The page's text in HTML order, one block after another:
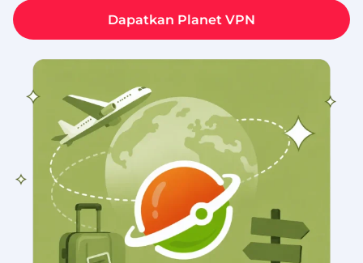
Dapatkan Planet VPN